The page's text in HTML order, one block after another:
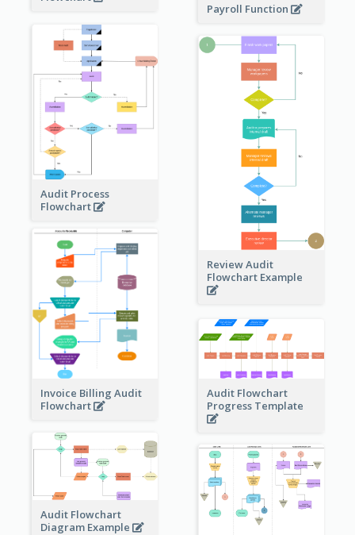
Payroll Function
Audit Process
Flowchart
Review Audit
Flowchart Example
Invoice Billing Audit
Flowchart
Audit Flowchart
Progress Template
Audit Flowchart
Diagram Example